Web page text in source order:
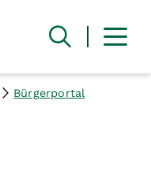
Bürgerportal